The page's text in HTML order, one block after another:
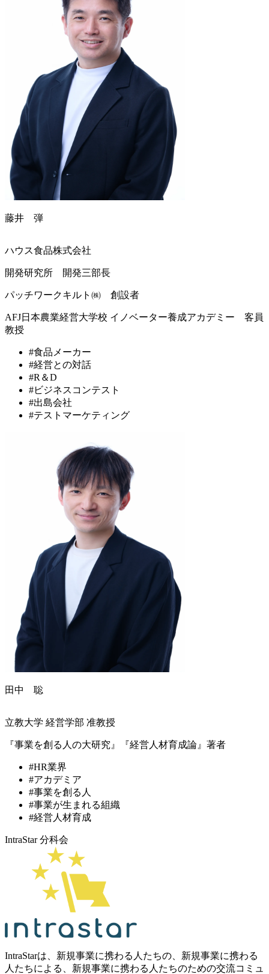
藤井 弾
ハウス食品株式会社
開発研究所 開発三部長
パッチワークキルト㈱ 創設者
AFJ日本農業経営大学校 イノベーター養成アカデミー 客員
教授
#食品メーカー
#経営との対話
#R＆D
#ビジネスコンテスト
#出島会社
#テストマーケティング
田中 聡
立教大学 経営学部 准教授
『事業を創る人の大研究』『経営人材育成論』著者
#HR業界
#アカデミア
#事業を創る人
#事業が生まれる組織
#経営人材育成
IntraStar 分科会
IntraStarは、新規事業に携わる人たちの、新規事業に携わる
人たちによる、新規事業に携わる人たちのための交流コミュ